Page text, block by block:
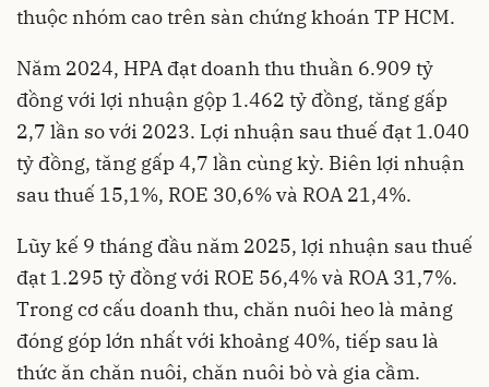
thuộc nhóm cao trên sàn chứng khoán TP HCM.
Năm 2024, HPA đạt doanh thu thuần 6.909 tỷ
đồng với lợi nhuận gộp 1.462 tỷ đồng, tăng gấp
2,7 lần so với 2023. Lợi nhuận sau thuế đạt 1.040
tỷ đồng, tăng gấp 4,7 lần cùng kỳ. Biên lợi nhuận
sau thuế 15,1%, ROE 30,6% và ROA 21,4%.
Lũy kế 9 tháng đầu năm 2025, lợi nhuận sau thuế
đạt 1.295 tỷ đồng với ROE 56,4% và ROA 31,7%.
Trong cơ cấu doanh thu, chăn nuôi heo là mảng
đóng góp lớn nhất với khoảng 40%, tiếp sau là
thức ăn chăn nuôi, chăn nuôi bò và gia cầm.